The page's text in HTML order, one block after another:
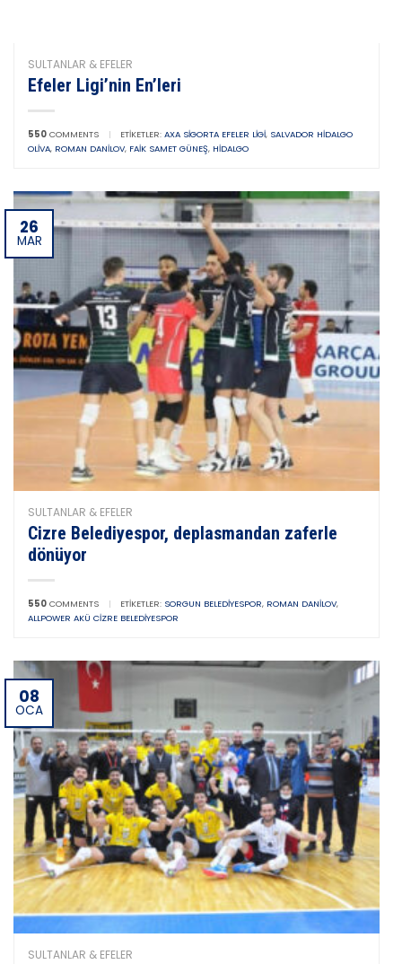
SULTANLAR & EFELER
Efeler Ligi’nin En’leri
550 COMMENTS | ETIKETLER: AXA SIGORTA EFELER LIGI, SALVADOR HIDALGO
OLIVA, ROMAN DANILOV, FAIK SAMET GÜNEŞ, HIDALGO
26
MAR
SULTANLAR & EFELER
Cizre Belediyespor, deplasmandan zaferle
dönüyor
550 COMMENTS | ETIKETLER: SORGUN BELEDIYESPOR, ROMAN DANILOV,
ALLPOWER AKÜ CIZRE BELEDIYESPOR
08
OCA
SULTANLAR & EFELER